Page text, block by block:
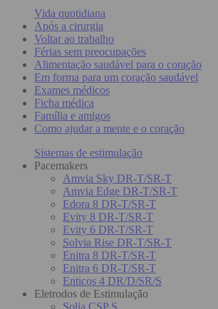
Vida quotidiana
Após a cirurgia
Voltar ao trabalho
Férias sem preocupações
Alimentação saudável para o coração
Em forma para um coração saudável
Exames médicos
Ficha médica
Família e amigos
Como ajudar a mente e o coração
Sistemas de estimulação
Pacemakers
Amvia Sky DR-T/SR-T
Amvia Edge DR-T/SR-T
Edora 8 DR-T/SR-T
Evity 8 DR-T/SR-T
Evity 6 DR-T/SR-T
Solvia Rise DR-T/SR-T
Enitra 8 DR-T/SR-T
Enitra 6 DR-T/SR-T
Enticos 4 DR/D/SR/S
Eletrodos de Estimulação
Solia CSP S